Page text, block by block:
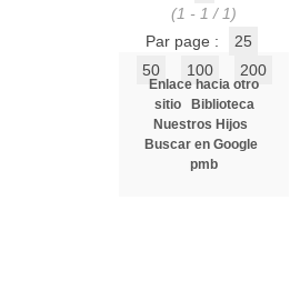
(1 - 1 / 1)
Par page :
25
50
100 200
Enlace hacia otro
sitio
Biblioteca
Nuestros Hijos
Buscar en Google
pmb